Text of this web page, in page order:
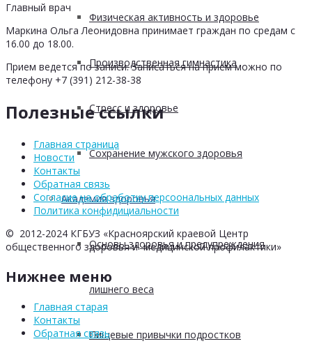
Физическая активность и здоровье
Производственная гимнастика
Стресс и здоровье
Сохранение мужского здоровья
Академия здоровья
Основы здоровья и предупреждения
лишнего веса
Пищевые привычки подростков
Главный врач
Маркина Ольга Леонидовна принимает граждан по средам с
16.00 до 18.00.
Прием ведется по записи. Записаться на прием можно по
телефону +7 (391) 212-38-38
Полезные ссылки
Главная страница
Новости
Контакты
Обратная связь
Согласие на обработку персоональных данных
Политика конфидициальности
© 2012-2024 КГБУЗ «Красноярский краевой Центр
общественного здоровья и медицинской профилактики»
Нижнее меню
Главная старая
Контакты
Обратная связь